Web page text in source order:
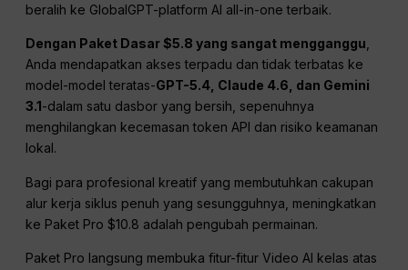
beralih ke GlobalGPT-platform AI all-in-one terbaik.
Dengan Paket Dasar $5.8 yang sangat mengganggu
Anda mendapatkan akses terpadu dan tidak terbatas ke
model-model teratas-GPT-5.4, Claude 4.6, dan Gemini
3.1-dalam satu dasbor yang bersih, sepenuhnya
menghilangkan kecemasan token API dan risiko keamanan
lokal.
Bagi para profesional kreatif yang membutuhkan cakupan
alur kerja siklus penuh yang sesungguhnya, meningkatkan
ke Paket Pro $10.8 adalah pengubah permainan.
Paket Pro langsung membuka fitur-fitur Video AI kelas atas